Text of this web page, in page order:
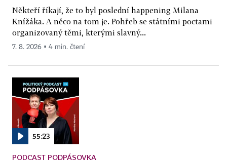
Někteří říkají, že to byl poslední happening Milana
Knížáka. A něco na tom je. Pohřeb se státními poctami
organizovaný těmi, kterými slavný...
7. 8. 2026 ▪ 4 min. čtení
55:23
PODCAST PODPÁSOVKA